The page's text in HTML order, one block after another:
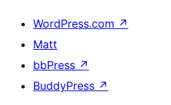
WordPress.com ↗
Matt
bbPress ↗
BuddyPress ↗